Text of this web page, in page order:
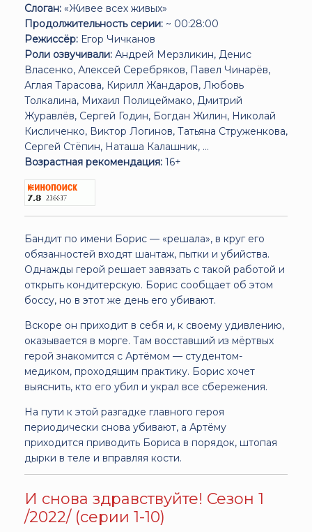
Слоган: «Живее всех живых»
Продолжительность серии: ~ 00:28:00
Режиссёр: Егор Чичканов
Роли озвучивали: Андрей Мерзликин, Денис
Власенко, Алексей Серебряков, Павел Чинарёв,
Аглая Тарасова, Кирилл Жандаров, Любовь
Толкалина, Михаил Полицеймако, Дмитрий
Журавлёв, Сергей Годин, Богдан Жилин, Николай
Кисличенко, Виктор Логинов, Татьяна Струженкова,
Сергей Стёпин, Наташа Калашник, ...
Возрастная рекомендация: 16+
Бандит по имени Борис — «решала», в круг его
обязанностей входят шантаж, пытки и убийства.
Однажды герой решает завязать с такой работой и
открыть кондитерскую. Борис сообщает об этом
боссу, но в этот же день его убивают.
Вскоре он приходит в себя и, к своему удивлению,
оказывается в морге. Там восставший из мёртвых
герой знакомится с Артёмом — студентом-
медиком, проходящим практику. Борис хочет
выяснить, кто его убил и украл все сбережения.
На пути к этой разгадке главного героя
периодически снова убивают, а Артёму
приходится приводить Бориса в порядок, штопая
дырки в теле и вправляя кости.
И снова здравствуйте! Сезон 1
/2022/ (серии 1-10)